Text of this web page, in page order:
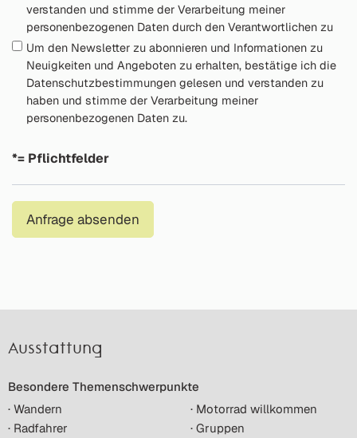
verstanden und stimme der Verarbeitung meiner
personenbezogenen Daten durch den Verantwortlichen zu
Um den Newsletter zu abonnieren und Informationen zu
Neuigkeiten und Angeboten zu erhalten, bestätige ich die
Datenschutzbestimmungen gelesen und verstanden zu
haben und stimme der Verarbeitung meiner
personenbezogenen Daten zu.
*= Pflichtfelder
Anfrage absenden
Ausstattung
Besondere Themenschwerpunkte
· Wandern
· Motorrad willkommen
· Radfahrer
· Gruppen